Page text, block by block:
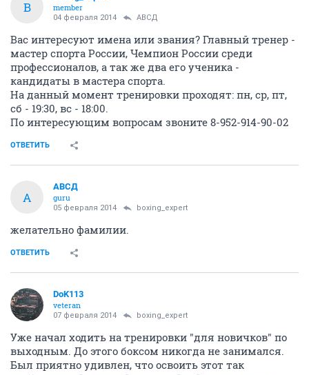
B
member
04 февраля 2014 АВСД
Вас интересуют имена или звания? Главный тренер -
мастер спорта России, Чемпион России среди
профессионалов, а так же два его ученика -
кандидаты в мастера спорта.
На данный момент тренировки проходят: пн, ср, пт,
сб - 19:30, вс - 18:00.
По интересующим вопросам звоните 8-952-914-90-02
ОТВЕТИТЬ
А
АВСД
guru
05 февраля 2014 boxing_expert
желательно фамилии.
ОТВЕТИТЬ
DoK113
veteran
07 февраля 2014 boxing_expert
Уже начал ходить на тренировки "для новичков" по
выходным. До этого боксом никогда не занимался.
Был приятно удивлен, что освоить этот так